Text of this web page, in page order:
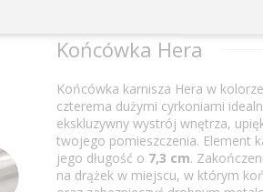
Końcówka Hera
Końcówka karnisza Hera w
czterema dużymi cyrkoniami
ekskluzywny wystrój wnętrza,
twojego pomieszczenia. Element
jego długość o 7,3 cm.
na drążek w miejscu, w którym